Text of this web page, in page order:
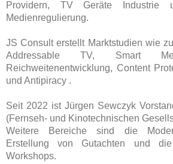
Providern, TV Geräte Industrie
Medienregulierung.
JS Consult erstellt Marktstudien wie
Addressable TV, Smart
Reichweitenentwicklung, Content
und Antipiracy .
Seit 2022 ist Jürgen Sewczyk
(Fernseh- und Kinotechnischen
Weitere Bereiche sind die
Erstellung von Gutachten und
Workshops.